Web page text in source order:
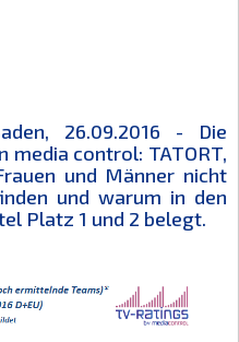
26.09.2016 - Die
media control: TATORT,
und Männer nicht
und warum in den
Platz 1 und 2 belegt.